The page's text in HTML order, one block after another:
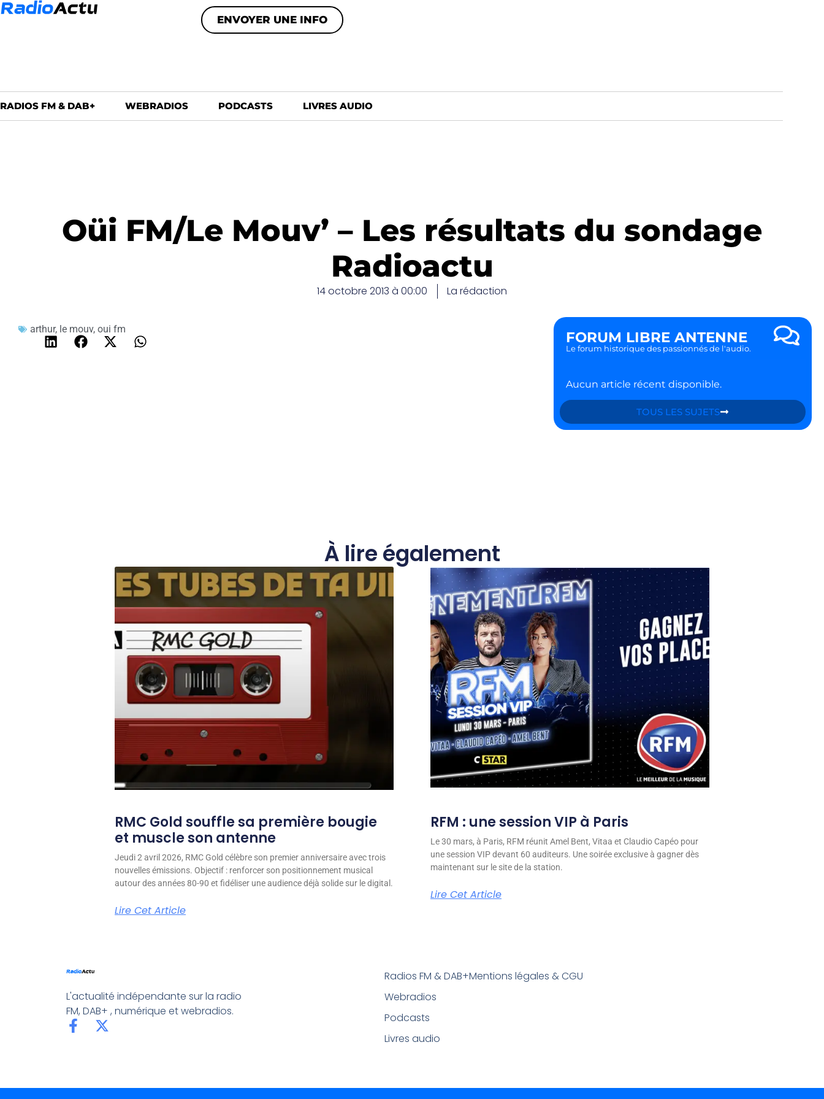
ENVOYER UNE INFO
RADIOS FM & DAB+ WEBRADIOS PODCASTS LIVRES AUDIO
Oüi FM/Le Mouv’ – Les résultats du sondage
Radioactu
14 octobre 2013 à 00:00 La rédaction
arthur, le mouv, oui fm FORUM LIBRE ANTENNE
Le forum historique des passionnés de l'audio.
Aucun article récent disponible.
TOUS LES SUJETS
À lire également
RMC Gold souffle sa première bougie
et muscle son antenne
Jeudi 2 avril 2026, RMC Gold célèbre son premier anniversaire avec trois
nouvelles émissions. Objectif : renforcer son positionnement musical
autour des années 80-90 et fidéliser une audience déjà solide sur le digital.
Lire Cet Article
RFM : une session VIP à Paris
Le 30 mars, à Paris, RFM réunit Amel Bent, Vitaa et Claudio Capéo pour
une session VIP devant 60 auditeurs. Une soirée exclusive à gagner dès
maintenant sur le site de la station.
Lire Cet Article
L'actualité indépendante sur la radio
FM, DAB+ , numérique et webradios.
Radios FM & DAB+
Webradios
Podcasts
Livres audio
Mentions légales & CGU